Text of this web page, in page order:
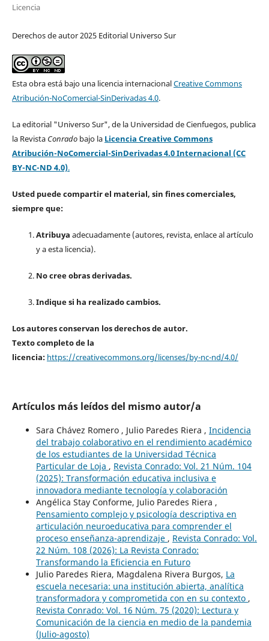
Licencia
Derechos de autor 2025 Editorial Universo Sur
Esta obra está bajo una licencia internacionalCreative Commons
Atribución-NoComercial-SinDerivadas 4.0.
La editorial "Universo Sur", de la Universidad de Cienfuegos, publica
la Revista Conradobajo la Licencia Creative Commons
Atribución-NoComercial-SinDerivadas 4.0 Internacional (CC
BY-NC-ND 4.0).
Usted puede compartir el material, sin fines comerciales,
siempre que:
Atribuya adecuadamente (autores, revista, enlace al artículo
y a esta licencia).
No cree obras derivadas.
Indique si ha realizado cambios.
Los autores conservan los derechos de autor.
Texto completo de la
licencia: https://creativecommons.org/licenses/by-nc-nd/4.0/
Artículos más leídos del mismo autor/a
Sara Chávez Romero , Julio Paredes Riera , Incidencia
del trabajo colaborativo en el rendimiento académico
de los estudiantes de la Universidad Técnica
Particular de Loja , Revista Conrado: Vol. 21 Núm. 104
(2025): Transformación educativa inclusiva e
innovadora mediante tecnología y colaboración
Angélica Stay Conforme, Julio Paredes Riera ,
Pensamiento complejo y psicología descriptiva en
articulación neuroeducativa para comprender el
proceso enseñanza-aprendizaje , Revista Conrado: Vol.
22 Núm. 108 (2026): La Revista Conrado:
Transformando la Eficiencia en Futuro
Julio Paredes Riera, Magdalena Rivera Burgos, La
escuela necesaria: una institución abierta, analítica
transformadora y comprometida con en su contexto ,
Revista Conrado: Vol. 16 Núm. 75 (2020): Lectura y
Comunicación de la ciencia en medio de la pandemia
(Julio-agosto)